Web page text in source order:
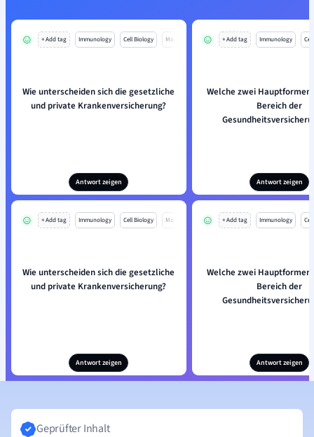
+ Add tag Immunology Cell Biology Mo
Wie unterscheiden sich die gesetzliche
und private Krankenversicherung?
Antwort zeigen
+ Add tag Immunology
Welche zwei Hauptformen
Bereich der
Antwort zeigen
+ Add tag Immunology Cell Biology Mo
Wie unterscheiden sich die gesetzliche
und private Krankenversicherung?
Antwort zeigen
+ Add tag Immunology
Welche zwei Hauptformen
Bereich der
Antwort zeigen
Geprüfter Inhalt